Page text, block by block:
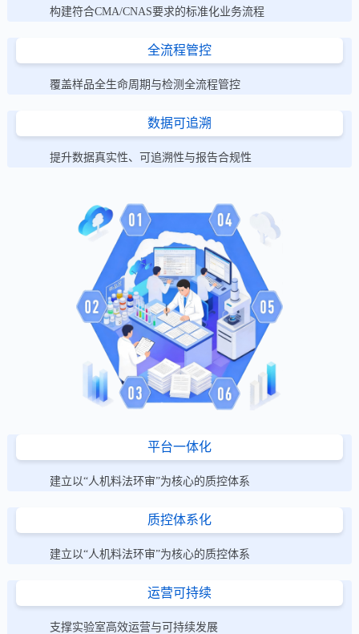
构建符合CMA/CNAS要求的标准化业务流程
全流程管控
覆盖样品全生命周期与检测全流程管控
数据可追溯
提升数据真实性、可追溯性与报告合规性
平台一体化
建立以“人机料法环审”为核心的质控体系
质控体系化
建立以“人机料法环审”为核心的质控体系
运营可持续
支撑实验室高效运营与可持续发展